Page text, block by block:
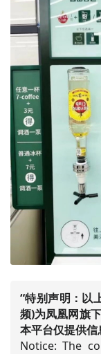
“特别声明：以
频)为凤凰网旗
本平台仅提供信
Notice: The